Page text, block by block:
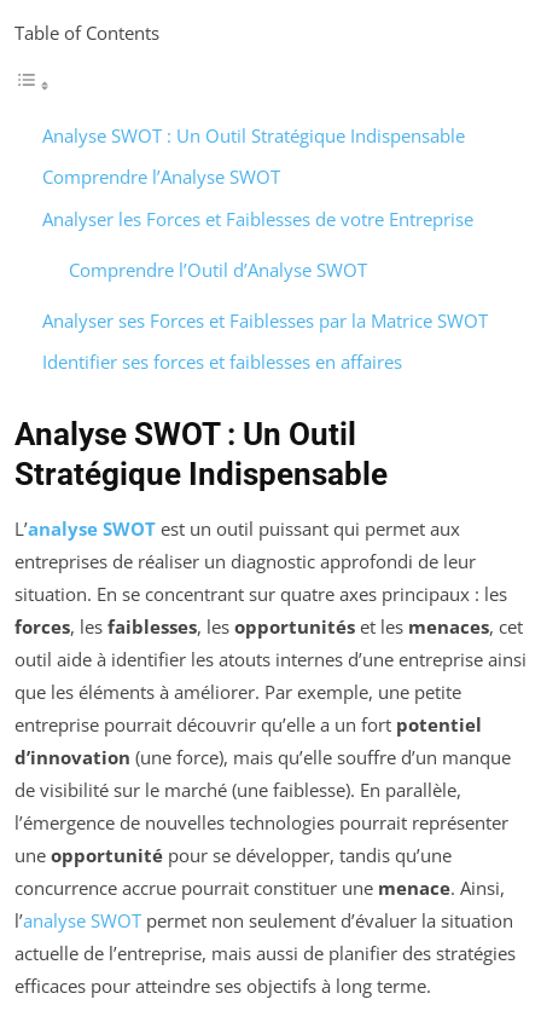
Table of Contents
Analyse SWOT : Un Outil Stratégique Indispensable
Comprendre l’Analyse SWOT
Analyser les Forces et Faiblesses de votre Entreprise
Comprendre l’Outil d’Analyse SWOT
Analyser ses Forces et Faiblesses par la Matrice SWOT
Identifier ses forces et faiblesses en affaires
Analyse SWOT : Un Outil
Stratégique Indispensable
L’analyse SWOT est un outil puissant qui permet aux
entreprises de réaliser un diagnostic approfondi de leur
situation. En se concentrant sur quatre axes principaux : les
forces, les faiblesses, les opportunités et les menaces, cet
outil aide à identifier les atouts internes d’une entreprise ainsi
que les éléments à améliorer. Par exemple, une petite
entreprise pourrait découvrir qu’elle a un fort potentiel
d’innovation (une force), mais qu’elle souffre d’un manque
de visibilité sur le marché (une faiblesse). En parallèle,
l’émergence de nouvelles technologies pourrait représenter
une opportunité pour se développer, tandis qu’une
concurrence accrue pourrait constituer une menace. Ainsi,
l’analyse SWOT permet non seulement d’évaluer la situation
actuelle de l’entreprise, mais aussi de planifier des stratégies
efficaces pour atteindre ses objectifs à long terme.